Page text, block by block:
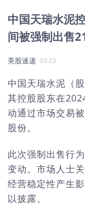
中国天瑞水泥
间被强制出售
美股速递 03-23
中国天瑞水泥（
其控股股东在
动通过市场交易
股份。
此次强制出售行
变动。市场人士
经营稳定性产生
以披露。